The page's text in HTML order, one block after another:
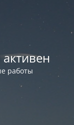
работы